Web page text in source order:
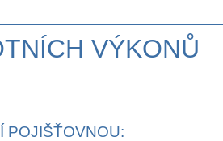
VÝKONŮ
POJIŠŤOVNOU: